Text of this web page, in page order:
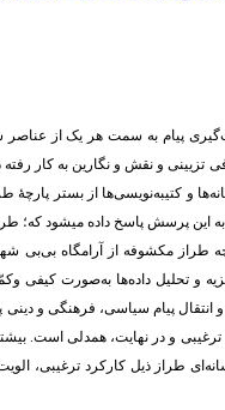
پیام به سمت هر یک از عناصر
و نقش و نگارین به کار رفته
و کتیبه‌­نویسی‌ها از بستر پارچۀ
این پرسش پاسخ داده می­شود که؛
بر مبنای خوانش 26 قطعه پارچه طراز مکشوفه از
و تحلیل داده‌ها به‌صورت کیفی
پیام سیاسی، فرهنگی و دینی
و در نهایت، همدلی است.
طراز ذیل کارکرد ترغیبی،